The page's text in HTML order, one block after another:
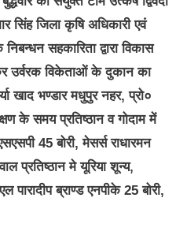
सिंह जिला कृषि अधिकारी एवं
सहकारिता द्वारा विकास
उर्वरक विकेताओं के दुकान का
खाद भण्डार मधुपुर नहर, प्रो०
के समय प्रतिष्ठान व गोदाम में
45 बोरी, मेसर्स राधारमन
प्रतिष्ठान मे यूरिया शून्य,
पारादीप ब्राण्ड एनपीके 25 बोरी,